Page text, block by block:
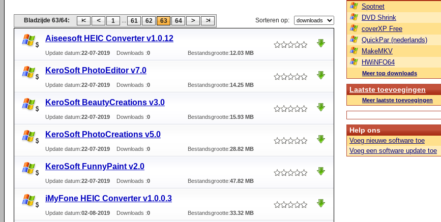
Bladzijde 63/64: 1 ... 61 62 63 64 Sorteren op:
Aiseesoft HEIC Converter v1.0.12
Update datum:22-07-2019 Downloads :0 Bestandsgrootte:12.03 MB
KeroSoft PhotoEditor v7.0
Update datum:22-07-2019 Downloads :0 Bestandsgrootte:14.25 MB
KeroSoft BeautyCreations v3.0
Update datum:22-07-2019 Downloads :0 Bestandsgrootte:15.93 MB
KeroSoft PhotoCreations v5.0
Update datum:22-07-2019 Downloads :0 Bestandsgrootte:28.82 MB
KeroSoft FunnyPaint v2.0
Update datum:22-07-2019 Downloads :0 Bestandsgrootte:47.82 MB
iMyFone HEIC Converter v1.0.0.3
Update datum:02-08-2019 Downloads :0 Bestandsgrootte:33.32 MB
Spotnet
DVD Shrink
coverXP Free
QuickPar (nederlands)
MakeMKV
HWiNFO64
Meer top downloads
Laatste toevoegingen
Meer laatste toevoegingen
Help ons
Voeg nieuwe software toe
Voeg een software update toe